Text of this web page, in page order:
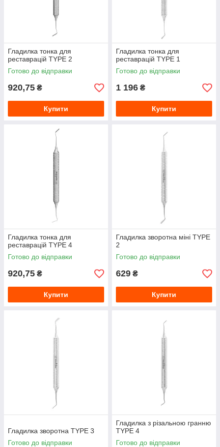
Гладилка тонка для
реставрацій TYPE 2
Готово до відправки
920,75 ₴
Купити
Гладилка тонка для
реставрацій TYPE 1
Готово до відправки
1 196 ₴
Купити
Гладилка тонка для
реставрацій TYPE 4
Готово до відправки
920,75 ₴
Купити
Гладилка зворотна міні TYPE
2
Готово до відправки
629 ₴
Купити
Гладилка зворотна TYPE 3
Готово до відправки
Гладилка з різальною гранню
TYPE 4
Готово до відправки